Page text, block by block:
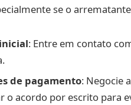
se o
: Entre em contato
de pagamento: Negocie
o acordo por escrito para